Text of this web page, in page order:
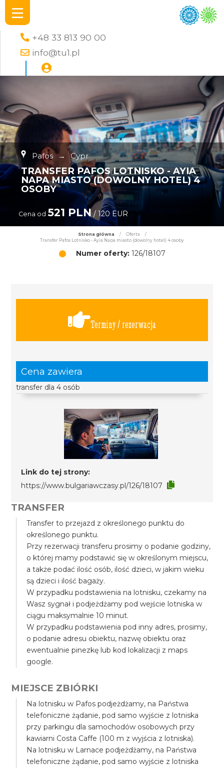
+48 33 813 90 00
info@tu1.pl
Pafos → Cypr
TRANSFER PAFOS LOTNISKO - AYIA
NAPA MIASTO (DOWOLNY HOTEL) 4
OSOBY
Cena od 521 PLN/ 120 EUR
Strona główna / Oferta
/
Transfer Pafos Lotnisko - Ayia Napa miasto (dowolny hotel) 4 osoby
Numer oferty:126/18107
Terminy / rezerwacja
Cena zawiera
transfer dla 4 osób
Link do tej strony:
https://www.bulgariawczasy.pl/126/18107
TRANSFER
Transfer to przejazd z określonego punktu do
określonego punktu.
Przy rezerwacji transferu prosimy o podanie godziny,
o której mamy podstawić się w określonym miejscu,
a także podać ilość osób, ilość dzieci, w jakim wieku
są dzieci i ilość bagaży.
W przypadku podstawienia na lotnisku, czekamy na
Wasz sygnał i podjeżdżamy pod wejście lotniska w
ciągu maksymalnie 10 minut.
W przypadku podstawienia pod inny adres, prosimy,
o podanie adresu obiektu, nazwę obiektu oraz
ewentualnie pinezkę lub kod lokalizacji z maps
google.
MIEJSCE ZBIÓRKI
Na lotnisku w Pafos podjeżdżamy, na Państwa
telefoniczne żądanie, pod samo wyjście z lotniska
przy parkingu dla samochodów osobowych przy
kawiarni Costa Caffe (100 m z wyjścia z lotniska).
Na lotnisku w Larnace podjeżdżamy, na Państwa
telefoniczne żądanie, pod samo wyjście z lotniska